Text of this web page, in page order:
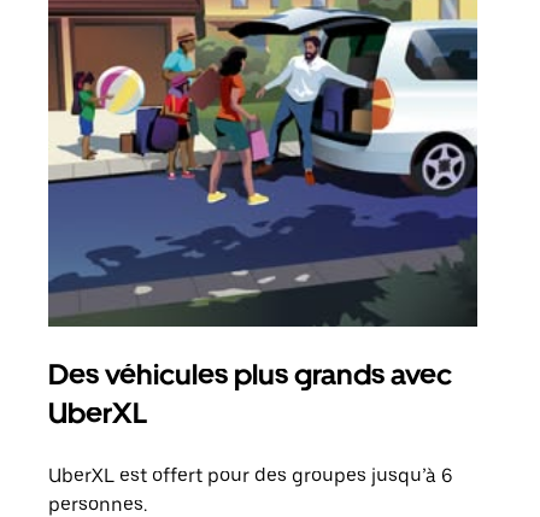
Des véhicules plus grands avec
UberXL
UberXL est offert pour des groupes jusqu’à 6
personnes.